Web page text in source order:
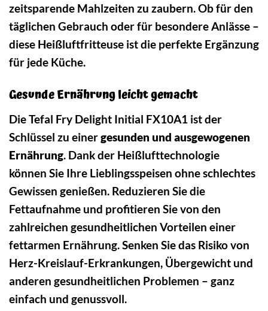
zeitsparende Mahlzeiten zu zaubern. Ob für den
täglichen Gebrauch oder für besondere Anlässe –
diese Heißluftfritteuse ist die perfekte Ergänzung
für jede Küche.
Gesunde Ernährung leicht gemacht
Die Tefal Fry Delight Initial FX10A1 ist der
Schlüssel zu einergesunden und ausgewogenen
Ernährung. Dank der Heißlufttechnologie
können Sie Ihre Lieblingsspeisen ohne schlechtes
Gewissen genießen. Reduzieren Sie die
Fettaufnahme und profitieren Sie von den
zahlreichen gesundheitlichen Vorteilen einer
fettarmen Ernährung. Senken Sie das Risiko von
Herz-Kreislauf-Erkrankungen, Übergewicht und
anderen gesundheitlichen Problemen – ganz
einfach und genussvoll.